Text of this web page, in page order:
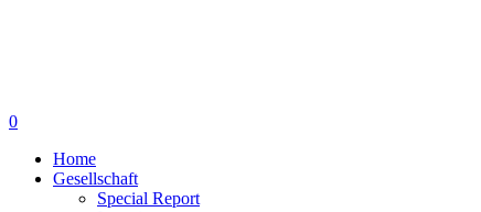
0
Home
Gesellschaft
Special Report